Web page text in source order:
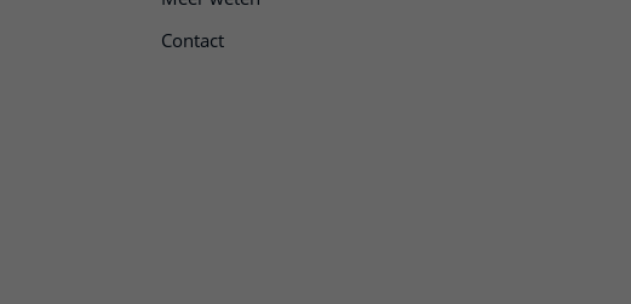
Contact